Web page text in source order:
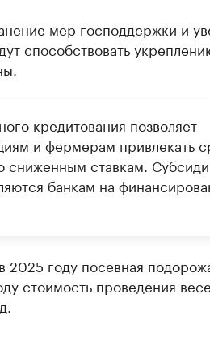
мер господдержки и
способствовать
кредитования позволяет
и фермерам привлекать
сниженным ставкам.
банкам на
2025 году посевная
стоимость проведения